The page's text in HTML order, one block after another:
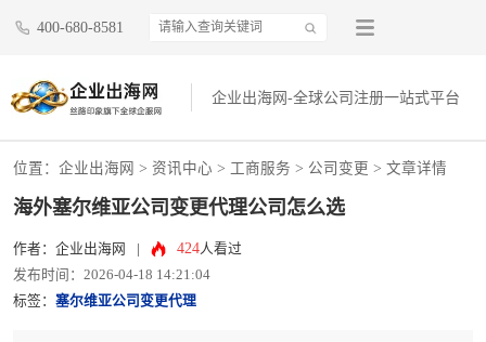
400-680-8581
企业出海网-全球公司注册一站式平台
位置： 企业出海网 > 资讯中心 > 工商服务 > 公司变更 > 文章详情
海外塞尔维亚公司变更代理公司怎么选
作者：企业出海网 424人看过
发布时间：2026-04-18 14:21:04
标签： 塞尔维亚公司变更代理